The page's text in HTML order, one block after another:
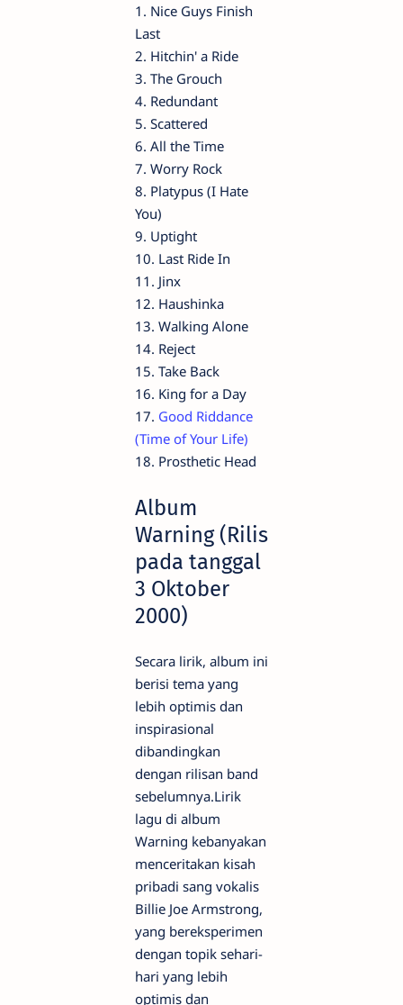
1. Nice Guys Finish
Last
2. Hitchin' a Ride
3. The Grouch
4. Redundant
5. Scattered
6. All the Time
7. Worry Rock
8. Platypus (I Hate
You)
9. Uptight
10. Last Ride In
11. Jinx
12. Haushinka
13. Walking Alone
14. Reject
15. Take Back
16. King for a Day
17. Good Riddance
(Time of Your Life)
18. Prosthetic Head
Album
Warning (Rilis
pada tanggal
3 Oktober
2000)
Secara lirik, album ini
berisi tema yang
lebih optimis dan
inspirasional
dibandingkan
dengan rilisan band
sebelumnya.Lirik
lagu di album
Warning kebanyakan
menceritakan kisah
pribadi sang vokalis
Billie Joe Armstrong,
yang bereksperimen
dengan topik sehari-
hari yang lebih
optimis dan